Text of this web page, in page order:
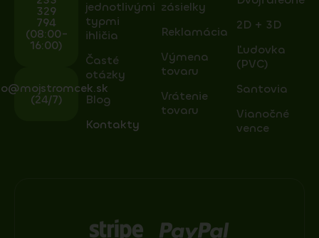
329
794
(08:00-
16:00)
(24/7)
jednotlivými
typmi
ihličia
Časté
otázky
Blog
Kontakty
zásielky
Reklamácia
Výmena
tovaru
Vrátenie
tovaru
2D + 3D
Ľudovka
(PVC)
Santovia
Vianočné
vence